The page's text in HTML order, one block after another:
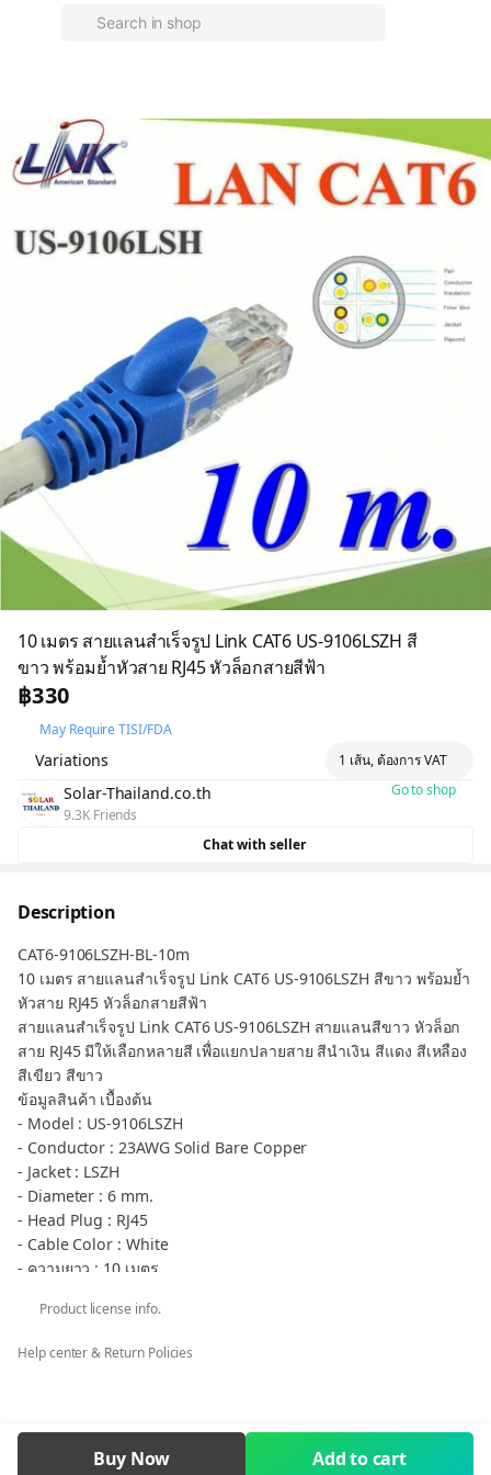
10 เมตร สายแลนสำเร็จรูป Link CAT6 US-9106LSZH สี
ขาว พร้อมย้ำหัวสาย RJ45 หัวล็อกสายสีฟ้า
฿330
May Require TISI/FDA
Variations 1 เส้น, ต้องการ VAT
Solar-Thailand.co.th
9.3K Friends
Go to shop
Chat with seller
Description
CAT6-9106LSZH-BL-10m
10 เมตร สายแลนสำเร็จรูป Link CAT6 US-9106LSZH สีขาว พร้อมย้ำ
หัวสาย RJ45 หัวล็อกสายสีฟ้า
สายแลนสำเร็จรูป Link CAT6 US-9106LSZH สายแลนสีขาว หัวล็อก
สาย RJ45 มีให้เลือกหลายสี เพื่อแยกปลายสาย สีนำเงิน สีแดง สีเหลือง
สีเขียว สีขาว
ข้อมูลสินค้า เบื้องต้น
- Model : US-9106LSZH
- Conductor : 23AWG Solid Bare Copper
- Jacket : LSZH
- Diameter : 6 mm.
- Head Plug : RJ45
- Cable Color : White
- ความยาว : 10 เมตร
กลุ่มสินค้า สาย LAN สายอินเตอร์เน็ต - CAT6 LAN Network Cable
ค้า โรงเรียน ราชการ คลิก ต้องการ VAT เท่านั้น
LAN CABLE CAT6 US-9106LSZH LAN Cable Color White Plug
RJ45 Lock Color Blue White Red Green Yellow
Product license info.
Help center & Return Policies
Buy Now Add to cart